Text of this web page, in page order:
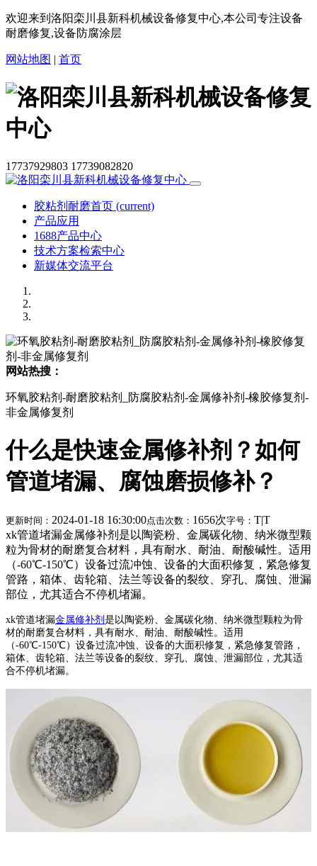
欢迎来到洛阳栾川县新科机械设备修复中心,本公司专注设备
耐磨修复,设备防腐涂层
网站地图 | 首页
17737929803 17739082820
胶粘剂耐磨首页 (current)
产品应用
1688产品中心
技术方案检索中心
新媒体交流平台
网站热搜：
环氧胶粘剂-耐磨胶粘剂_防腐胶粘剂-金属修补剂-橡胶修复剂-
非金属修复剂
什么是快速金属修补剂？如何
管道堵漏、腐蚀磨损修补？
更新时间： 2024-01-18 16:30:00点击次数： 1656次字号： T|T
xk管道堵漏金属修补剂是以陶瓷粉、金属碳化物、纳米微型颗
粒为骨材的耐磨复合材料，具有耐水、耐油、耐酸碱性。适用
（-60℃-150℃）设备过流冲蚀、设备的大面积修复，紧急修复
管路，箱体、齿轮箱、法兰等设备的裂纹、穿孔、腐蚀、泄漏
部位，尤其适合不停机堵漏。
xk管道堵漏金属修补剂 是以陶瓷粉、金属碳化物、纳米微型颗粒为骨
材的耐磨复合材料，具有耐水、耐油、耐酸碱性。适用
（-60℃-150℃）设备过流冲蚀、设备的大面积修复，紧急修复管路，
箱体、齿轮箱、法兰等设备的裂纹、穿孔、腐蚀、泄漏部位，尤其适
合不停机堵漏。